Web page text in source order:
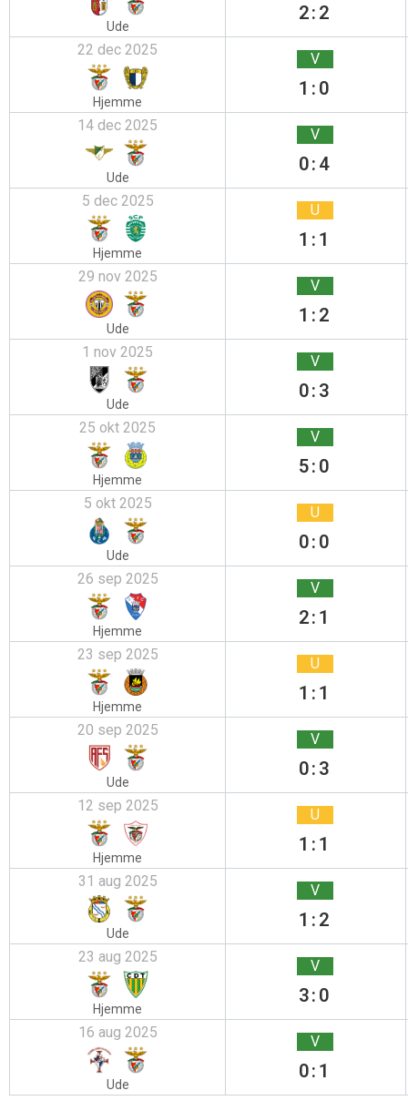
Ude
2:2
22 dec 2025
Hjemme
V
1:0
14 dec 2025
Ude
V
0:4
5 dec 2025
Hjemme
U
1:1
29 nov 2025
Ude
V
1:2
1 nov 2025
Ude
V
0:3
25 okt 2025
Hjemme
V
5:0
5 okt 2025
Ude
U
0:0
26 sep 2025
Hjemme
V
2:1
23 sep 2025
Hjemme
U
1:1
20 sep 2025
Ude
V
0:3
12 sep 2025
Hjemme
U
1:1
31 aug 2025
Ude
V
1:2
23 aug 2025
Hjemme
V
3:0
16 aug 2025
Ude
V
0:1